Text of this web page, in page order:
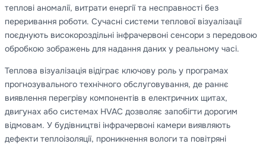
теплові аномалії, витрати енергії та несправності без
переривання роботи. Сучасні системи теплової візуалізації
поєднують високороздільні інфрачервоні сенсори з передовою
обробкою зображень для надання даних у реальному часі.
Теплова візуалізація відіграє ключову роль у програмах
прогнозувального технічного обслуговування, де раннє
виявлення перегріву компонентів в електричних щитах,
двигунах або системах HVAC дозволяє запобігти дорогим
відмовам. У будівництві інфрачервоні камери виявляють
дефекти теплоізоляції, проникнення вологи та повітряні